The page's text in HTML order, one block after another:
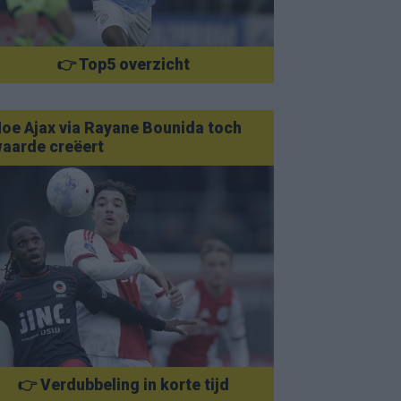
👉 Top5 overzicht
Ajax via Rayane Bounida toch
creëert
👉 Verdubbeling in korte tijd